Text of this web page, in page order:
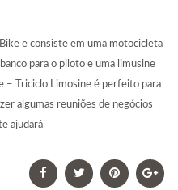
e consiste em uma motocicleta
para o piloto e uma limusine
– Triciclo Limosine é perfeito para
algumas reuniões de negócios
ajudará